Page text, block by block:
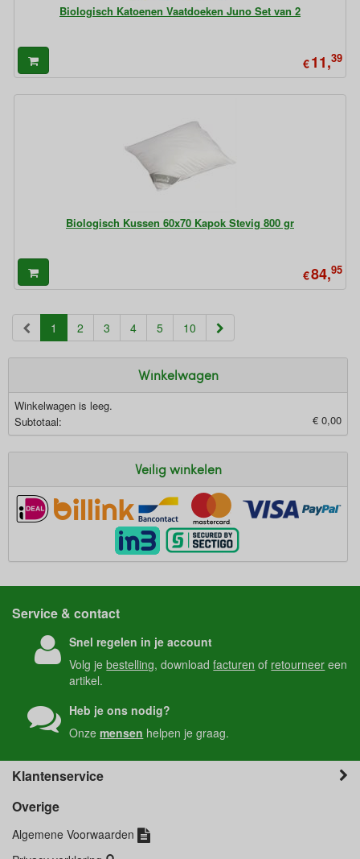
Biologisch Katoenen Vaatdoeken Juno Set van 2
€11,39
Biologisch Kussen 60x70 Kapok Stevig 800 gr
€84,95
1 (current)
2 3 4 5 10
Winkelwagen
Winkelwagen is leeg.
Subtotaal:
€ 0,00
Veilig winkelen
Service & contact
Snel regelen in je account
Volg jebestelling, downloadfacturen of retourneer een
artikel.
Heb je ons nodig?
Onzemensen helpen je graag.
Klantenservice
Overige
Algemene Voorwaarden